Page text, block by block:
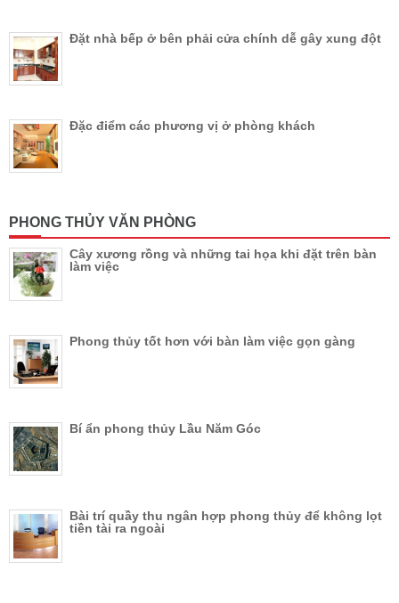
Đặt nhà bếp ở bên phải cửa chính dễ gây xung đột
Đặc điểm các phương vị ở phòng khách
PHONG THỦY VĂN PHÒNG
Cây xương rồng và những tai họa khi đặt trên bàn
làm việc
Phong thủy tốt hơn với bàn làm việc gọn gàng
Bí ẩn phong thủy Lầu Năm Góc
Bài trí quầy thu ngân hợp phong thủy để không lọt
tiền tài ra ngoài